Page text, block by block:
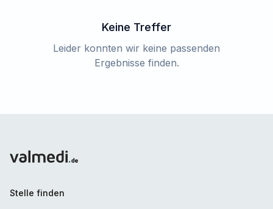
Keine Treffer
Leider konnten wir keine passenden
Ergebnisse finden.
Stelle finden